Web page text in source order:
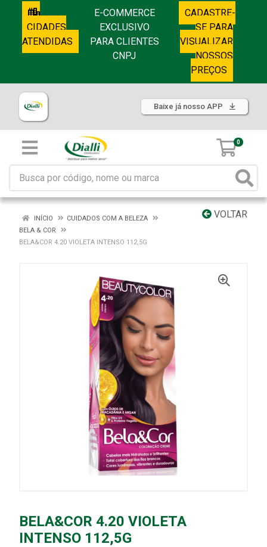
CIDADES
ATENDIDAS
E-COMMERCE
EXCLUSIVO
PARA CLIENTES
CNPJ
CADASTRE-
SE PARA
VISUALIZAR
NOSSOS
PREÇOS
Baixe já nosso APP
0
VOLTAR
INÍCIO
CUIDADOS COM A BELEZA
BELA & COR
BELA&COR 4.20 VIOLETA INTENSO 112,5G
BELA&COR 4.20 VIOLETA
INTENSO 112,5G